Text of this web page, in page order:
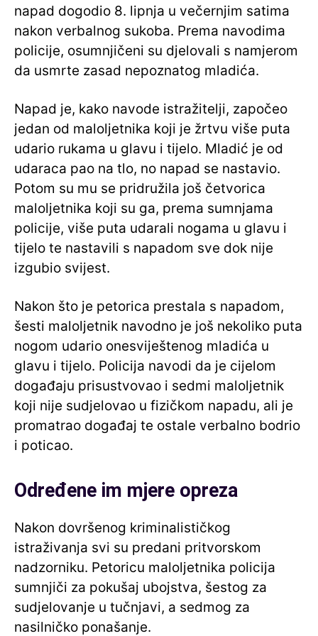
napad dogodio 8. lipnja u večernjim satima
nakon verbalnog sukoba. Prema navodima
policije, osumnjičeni su djelovali s namjerom
da usmrte zasad nepoznatog mladića.
Napad je, kako navode istražitelji, započeo
jedan od maloljetnika koji je žrtvu više puta
udario rukama u glavu i tijelo. Mladić je od
udaraca pao na tlo, no napad se nastavio.
Potom su mu se pridružila još četvorica
maloljetnika koji su ga, prema sumnjama
policije, više puta udarali nogama u glavu i
tijelo te nastavili s napadom sve dok nije
izgubio svijest.
Nakon što je petorica prestala s napadom,
šesti maloljetnik navodno je još nekoliko puta
nogom udario onesviještenog mladića u
glavu i tijelo. Policija navodi da je cijelom
događaju prisustvovao i sedmi maloljetnik
koji nije sudjelovao u fizičkom napadu, ali je
promatrao događaj te ostale verbalno bodrio
i poticao.
Određene im mjere opreza
Nakon dovršenog kriminalističkog
istraživanja svi su predani pritvorskom
nadzorniku. Petoricu maloljetnika policija
sumnjiči za pokušaj ubojstva, šestog za
sudjelovanje u tučnjavi, a sedmog za
nasilničko ponašanje.